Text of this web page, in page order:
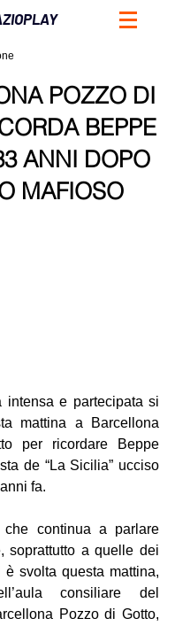
POZZO DI
BEPPE
ANNI DOPO
MAFIOSO
intensa e partecipata si
mattina a Barcellona
per ricordare Beppe
de “La Sicilia” ucciso
fa.
che continua a parlare
soprattutto a quelle dei
svolta questa mattina,
consiliare del
Pozzo di Gotto,